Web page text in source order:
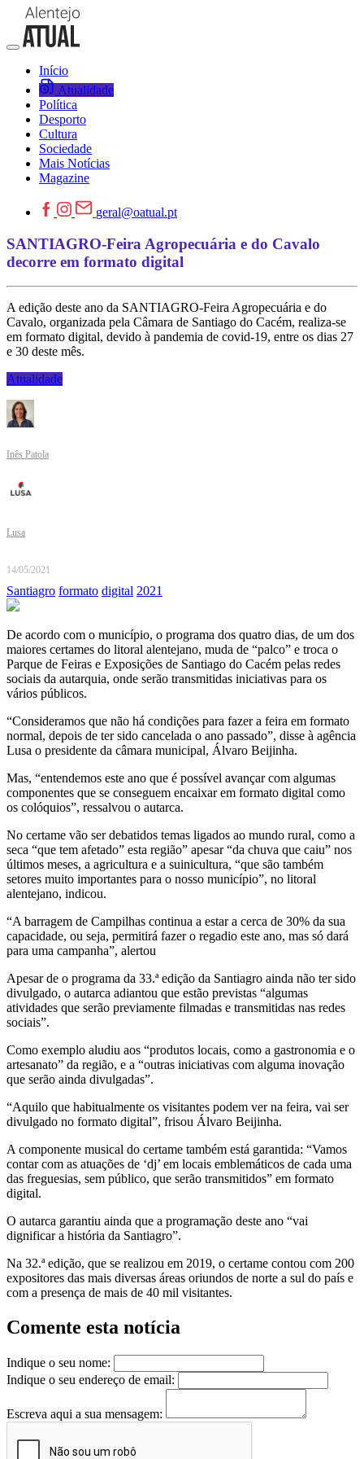
Início
Atualidade
Política
Desporto
Cultura
Sociedade
Mais Notícias
Magazine
geral@oatual.pt
SANTIAGRO-Feira Agropecuária e do Cavalo
decorre em formato digital
A edição deste ano da SANTIAGRO-Feira Agropecuária e do
Cavalo, organizada pela Câmara de Santiago do Cacém, realiza-se
em formato digital, devido à pandemia de covid-19, entre os dias 27
e 30 deste mês.
Atualidade
Inês Patola
Lusa
14/05/2021
Santiagro formato digital 2021
De acordo com o município, o programa dos quatro dias, de um dos
maiores certames do litoral alentejano, muda de “palco” e troca o
Parque de Feiras e Exposições de Santiago do Cacém pelas redes
sociais da autarquia, onde serão transmitidas iniciativas para os
vários públicos.
“Consideramos que não há condições para fazer a feira em formato
normal, depois de ter sido cancelada o ano passado”, disse à agência
Lusa o presidente da câmara municipal, Álvaro Beijinha.
Mas, “entendemos este ano que é possível avançar com algumas
componentes que se conseguem encaixar em formato digital como
os colóquios”, ressalvou o autarca.
No certame vão ser debatidos temas ligados ao mundo rural, como a
seca “que tem afetado” esta região” apesar “da chuva que caiu” nos
últimos meses, a agricultura e a suinicultura, “que são também
setores muito importantes para o nosso município”, no litoral
alentejano, indicou.
“A barragem de Campilhas continua a estar a cerca de 30% da sua
capacidade, ou seja, permitirá fazer o regadio este ano, mas só dará
para uma campanha”, alertou
Apesar de o programa da 33.ª edição da Santiagro ainda não ter sido
divulgado, o autarca adiantou que estão previstas “algumas
atividades que serão previamente filmadas e transmitidas nas redes
sociais”.
Como exemplo aludiu aos “produtos locais, como a gastronomia e o
artesanato” da região, e a “outras iniciativas com alguma inovação
que serão ainda divulgadas”.
“Aquilo que habitualmente os visitantes podem ver na feira, vai ser
divulgado no formato digital”, frisou Álvaro Beijinha.
A componente musical do certame também está garantida: “Vamos
contar com as atuações de ‘dj’ em locais emblemáticos de cada uma
das freguesias, sem público, que serão transmitidos” em formato
digital.
O autarca garantiu ainda que a programação deste ano “vai
dignificar a história da Santiagro”.
Na 32.ª edição, que se realizou em 2019, o certame contou com 200
expositores das mais diversas áreas oriundos de norte a sul do país e
com a presença de mais de 40 mil visitantes.
Comente esta notícia
Indique o seu nome:
Indique o seu endereço de email:
Escreva aqui a sua mensagem: